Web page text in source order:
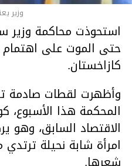
وزير
استحوذت محاكمة وزير
حتى الموت على اهتمام
كازاخستان.
وأظهرت لقطات صادمة
المحكمة هذا الأسبوع،
الاقتصاد السابق، وهو
امرأة شابة نحيلة